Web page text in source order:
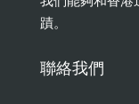
蹟。
聯絡我們